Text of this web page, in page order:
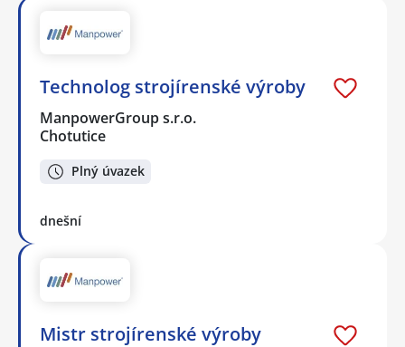
Technolog strojírenské výroby
ManpowerGroup s.r.o.
Chotutice
Plný úvazek
dnešní
Mistr strojírenské výroby